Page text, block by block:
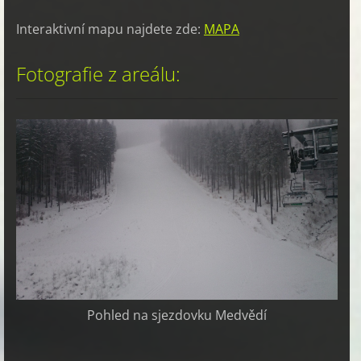
Interaktivní mapu najdete zde: MAPA
Fotografie z areálu:
Pohled na sjezdovku Medvědí